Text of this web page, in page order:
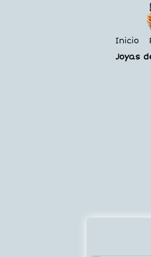
Inicio
Joyas